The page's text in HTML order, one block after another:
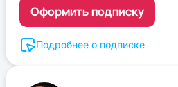
Оформить подписку
Подробнее о подписке